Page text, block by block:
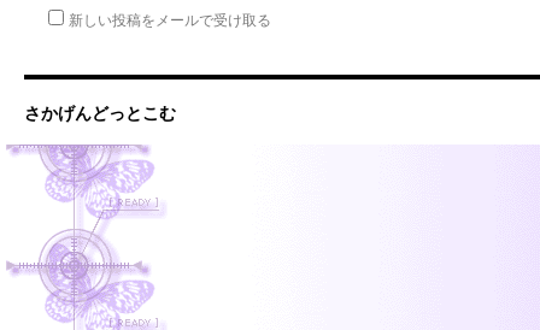
新しい投稿をメールで受け取る
さかげんどっとこむ